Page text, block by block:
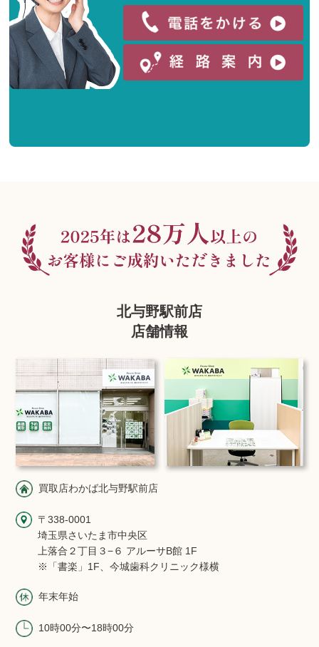
北与野駅前店
店舗情報
買取店わかば北与野駅前店
〒338-0001
埼玉県さいたま市中央区
上落合２丁目３−６ アルーサB館 1F
※「書楽」1F、今城歯科クリニック様横
年末年始
10時00分〜18時00分